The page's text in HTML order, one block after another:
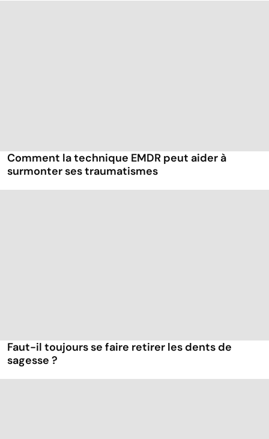
Comment la technique EMDR peut aider à
surmonter ses traumatismes
Faut-il toujours se faire retirer les dents de
sagesse ?